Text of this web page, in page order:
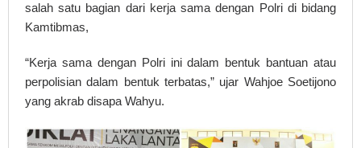
salah satu bagian dari kerja sama dengan Polri di bidang
Kamtibmas,
“Kerja sama dengan Polri ini dalam bentuk bantuan atau
perpolisian dalam bentuk terbatas,” ujar Wahjoe Soetijono
yang akrab disapa Wahyu.